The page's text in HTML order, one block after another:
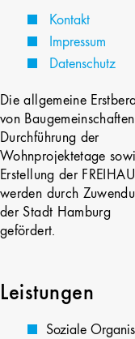
Kontakt
Impressum
Datenschutz
Die allgemeine
von
Durchführung der
Wohnprojektetage
Erstellung der
werden durch
der Stadt Hamburg
gefördert.
Leistungen
Soziale